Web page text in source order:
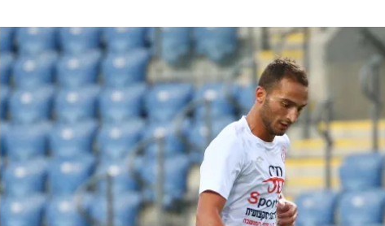
הפועל תל אביב
הפועל חיפה
הפועל באר שבע
מכבי נתניה
בני יהודה
ליגה סינית
ליגה ברזילאית
ליגות נוספות